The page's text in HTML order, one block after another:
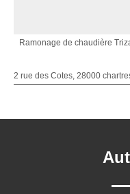
Ramonage de chaudière
2 rue des Cotes, 28000